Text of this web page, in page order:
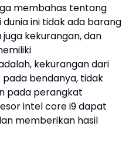
membahas tentang
ini tidak ada barang
kekurangan, dan
kekurangan dari
bendanya, tidak
pada perangkat
intel core i9 dapat
memberikan hasil